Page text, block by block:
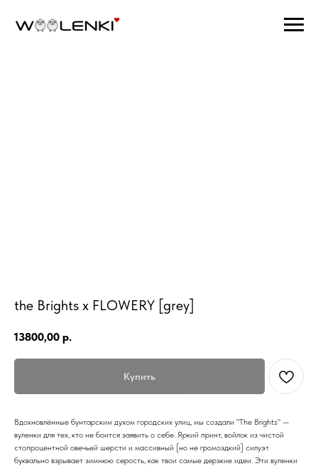
the Brights x FLOWERY [grey]
13800,00 р.
Купить
Вдохновлённые бунтарским духом городских улиц, мы создали "The Brights" —
вуленки для тех, кто не боится заявить о себе. Яркий принт, войлок из чистой
стопроцентной овечьей шерсти и массивный [но не громоздкий] силуэт
буквально взрывает зимнюю серость, как твои самые дерзкие идеи. Эти вуленки